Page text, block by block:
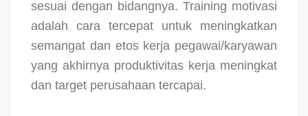
sesuai dengan bidangnya. Training motivasi
adalah cara tercepat untuk meningkatkan
semangat dan etos kerja pegawai/karyawan
yang akhirnya produktivitas kerja meningkat
dan target perusahaan tercapai.